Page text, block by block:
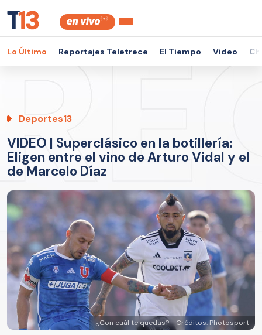
Lo Último Reportajes Teletrece El Tiempo Video
Deportes13
VIDEO | Superclásico en la botillería:
Eligen entre el vino de Arturo Vidal y el
de Marcelo Díaz
¿Con cuál te quedas? - Créditos: Photosport